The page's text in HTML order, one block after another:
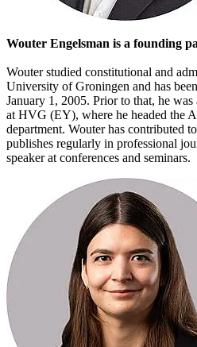
Wouter Engelsman is a founding
Wouter studied constitutional and
University of Groningen and has
January 1, 2005. Prior to that, he
at HVG (EY), where he headed the
department. Wouter has contributed
publishes regularly in professional
speaker at conferences and seminars.